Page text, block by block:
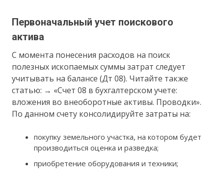
Первоначальный учет поискового
актива
С момента понесения расходов на поиск
полезных ископаемых суммы затрат следует
учитывать на балансе (Дт 08). Читайте также
статью: → «Счет 08 в бухгалтерском учете:
вложения во внеоборотные активы. Проводки».
По данном счету консолидируйте затраты на:
покупку земельного участка, на котором будет
производиться оценка и разведка;
приобретение оборудования и техники;